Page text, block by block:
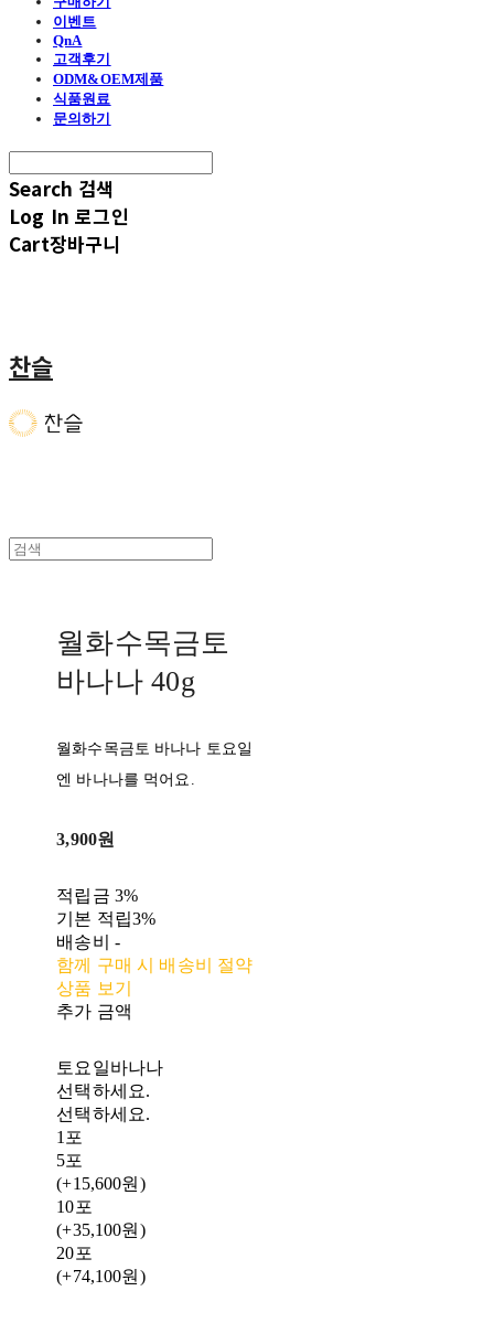
이벤트
QnA
고객후기
ODM&OEM제품
식품원료
문의하기
Search 검색
Log In 로그인
Cart장바구니
찬슬
월화수목금토
바나나 40g
월화수목금토 바나나 토요일
엔 바나나를 먹어요.
3,900원
적립금 3%
기본 적립3%
배송비 -
함께 구매 시 배송비 절약
상품 보기
추가 금액
토요일바나나
선택하세요.
선택하세요.
1포
5포
(+15,600원)
10포
(+35,100원)
20포
(+74,100원)